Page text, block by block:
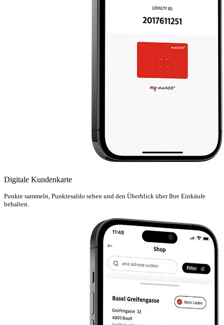
Digitale Kundenkarte
Punkte sammeln, Punktesaldo sehen und den Überblick über Ihre Einkäufe
behalten.